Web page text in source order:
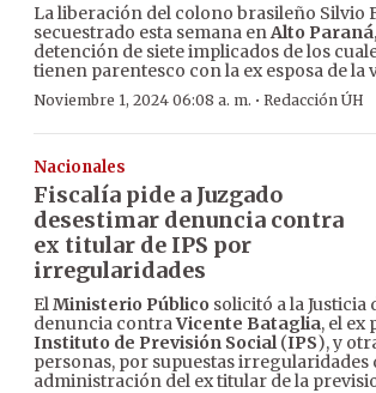
La liberación del colono brasileño Silvio
secuestrado esta semana enAlto Paraná
detención de siete implicados de los
tienen parentesco con la ex esposa de la
Noviembre 1, 2024 06:08 a. m. · Redacción ÚH
Nacionales
Fiscalía pide a Juzgado
desestimar denuncia contra
ex titular de IPS por
irregularidades
ElMinisterio Público solicitó a la Justicia
denuncia contraVicente Bataglia, el ex
Instituto de Previsión Social(IPS), y
personas, por supuestas irregularidades
administración del ex titular de la